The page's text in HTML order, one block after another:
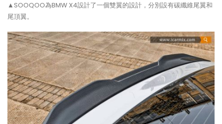
▲SOOQOO為BMW X4設計了一個雙翼的設計，分別設有碳纖維尾翼和
尾頂翼。